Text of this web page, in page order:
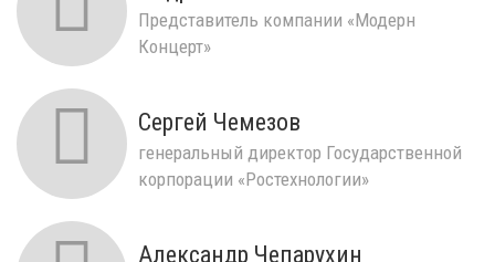
Представитель компании «Модерн
Концерт»
Сергей Чемезов
генеральный директор Государственной
корпорации «Ростехнологии»
Александр Чепарухин